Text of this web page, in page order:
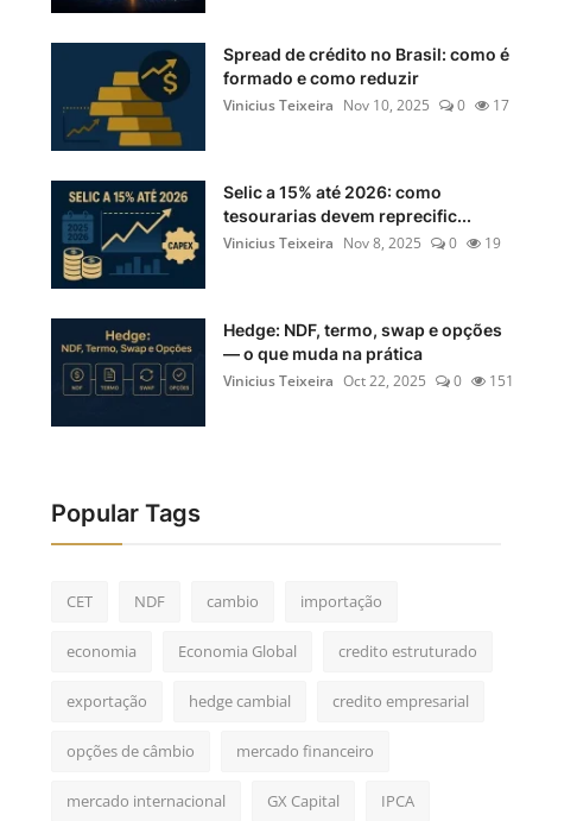
Spread de crédito no Brasil: como é
formado e como reduzir
Vinicius Teixeira Nov 10, 2025 0 17
Selic a 15% até 2026: como
tesourarias devem reprecific...
Vinicius Teixeira Nov 8, 2025 0 19
Hedge: NDF, termo, swap e opções
— o que muda na prática
Vinicius Teixeira Oct 22, 2025 0 151
Popular Tags
CET NDF cambio importação
economia Economia Global credito estruturado
exportação hedge cambial credito empresarial
opções de câmbio mercado financeiro
mercado internacional GX Capital IPCA